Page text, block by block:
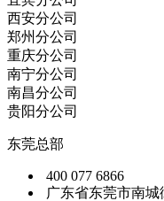
西安分公司
郑州分公司
重庆分公司
南宁分公司
南昌分公司
贵阳分公司
东莞总部
400 077 6866
广东省东莞市南城